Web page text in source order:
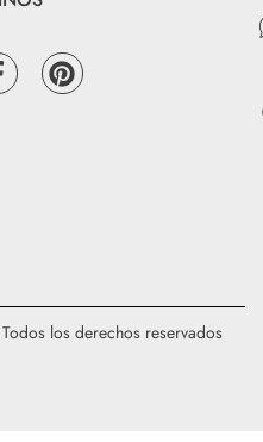
los derechos reservados